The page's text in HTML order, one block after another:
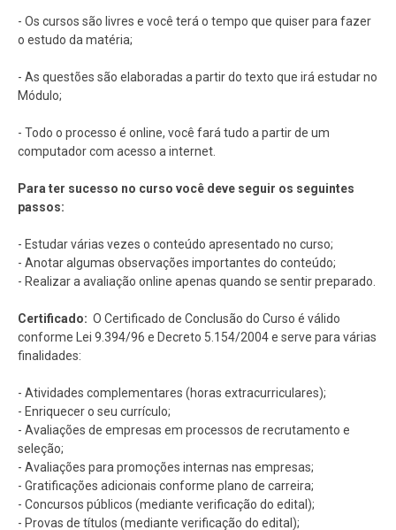
- Os cursos são livres e você terá o tempo que quiser para fazer
o estudo da matéria;
- As questões são elaboradas a partir do texto que irá estudar no
Módulo;
- Todo o processo é online, você fará tudo a partir de um
computador com acesso a internet.
Para ter sucesso no curso você deve seguir os seguintes
passos:
- Estudar várias vezes o conteúdo apresentado no curso;
- Anotar algumas observações importantes do conteúdo;
- Realizar a avaliação online apenas quando se sentir preparado.
Certificado: O Certificado de Conclusão do Curso é válido
conforme Lei 9.394/96 e Decreto 5.154/2004 e serve para várias
finalidades:
- Atividades complementares (horas extracurriculares);
- Enriquecer o seu currículo;
- Avaliações de empresas em processos de recrutamento e
seleção;
- Avaliações para promoções internas nas empresas;
- Gratificações adicionais conforme plano de carreira;
- Concursos públicos (mediante verificação do edital);
- Provas de títulos (mediante verificação do edital);